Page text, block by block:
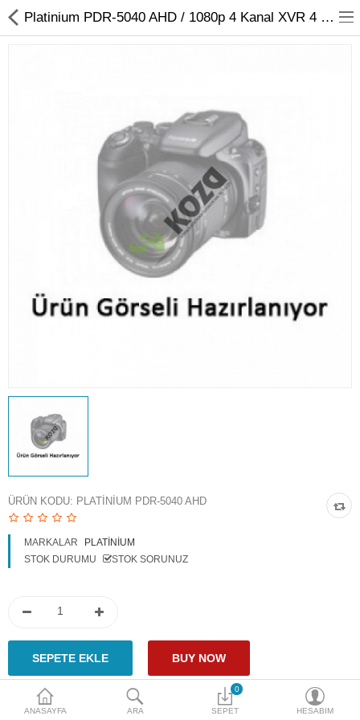
Hırsız Alarm Sistemleri
Yangın Alarm Sistemleri
PDKS Sistemleri
Aksesuarlar
Plaka Tanıma Sistemi
Ürün Güvenlik Sistemleri
Aksiyon Kameraları
Karşılaştır
Para Birimi
ANASAYFA ARA
0
SEPET HESABIM
Platinium PDR-5040 AHD / 1080p 4 Kanal XVR 4 IN 1 Hibrit Kayıt Cihazı
ÜRÜN KODU: PLATINIUM PDR-5040 AHD
MARKALAR
PLATINIUM
STOK DURUMU
STOK SORUNUZ
Paylaş